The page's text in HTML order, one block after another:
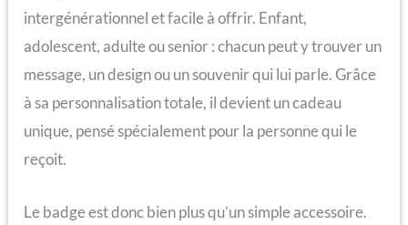
intergénérationnel et facile à offrir. Enfant,
adolescent, adulte ou senior : chacun peut y trouver un
message, un design ou un souvenir qui lui parle. Grâce
à sa personnalisation totale, il devient un cadeau
unique, pensé spécialement pour la personne qui le
reçoit.
Le badge est donc bien plus qu’un simple accessoire.